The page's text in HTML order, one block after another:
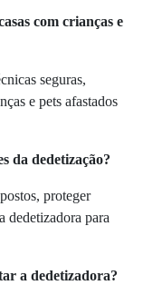
com crianças e
seguras,
e pets afastados
da dedetização?
proteger
dedetizadora para
a dedetizadora?